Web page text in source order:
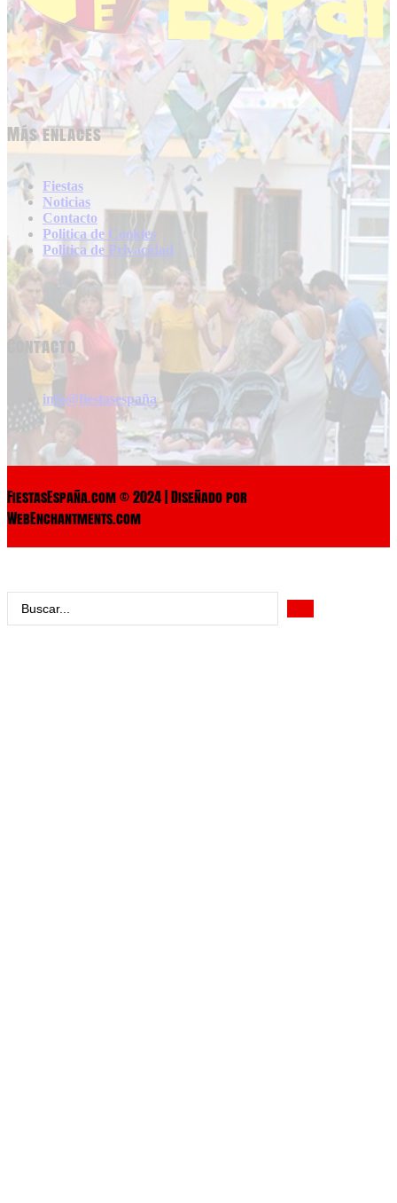
Más enlaces
Fiestas
Noticias
Contacto
Politica de Cookies
Politica de Privacidad
Contacto
info@fiestasespaña
FiestasEspaña.com © 2024 | Diseñado por
WebEnchantments.com